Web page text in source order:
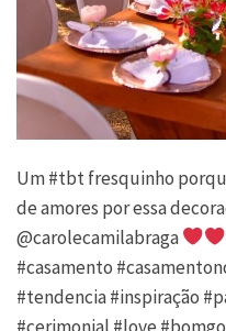
Um #tbt fresquinho
de amores por essa
@carolecamilabraga
#casamento
#tendencia #inspiração